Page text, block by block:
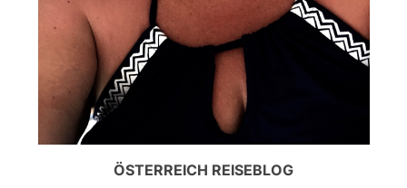
ÖSTERREICH REISEBLOG